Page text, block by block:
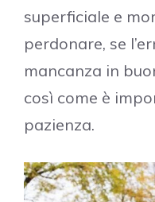
superficiale e
perdonare, se
mancanza in
così come è
pazienza.